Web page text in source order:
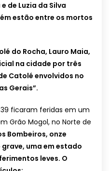
de Luzia da Silva
estão entre os mortos
do Rocha, Lauro Maia,
na cidade por três
Catolé envolvidos no
Gerais”.
ficaram feridas em um
Grão Mogol, no Norte de
Bombeiros, onze
uma em estado
leves. O